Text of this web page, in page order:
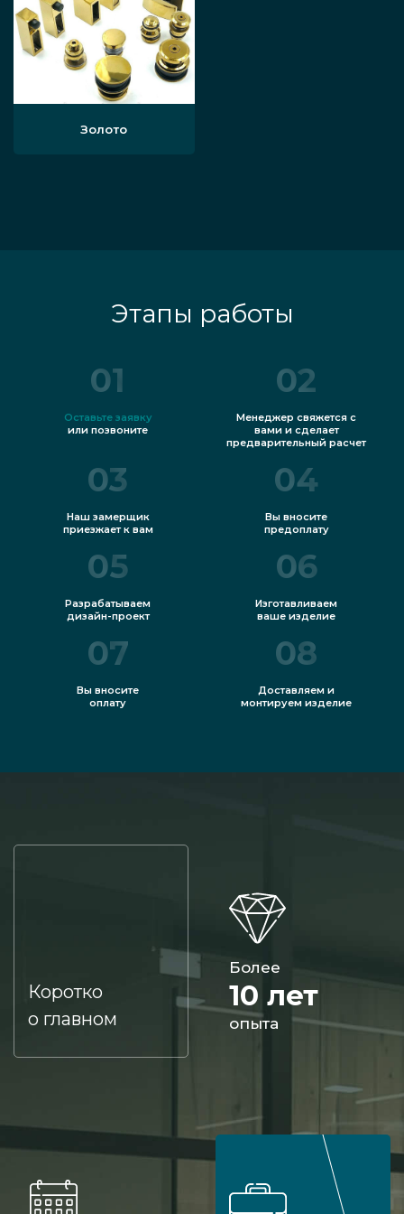
расценки на стеклянные перегородки
для ванных, душевых, иных ниш, но и
дающие возможность создавать под
ключ с нуля уникальные изделия
согласно пожеланиям заказчика.
стеклянную конструкцию, созданную с
производим зеркала, ограждения для
межкомнатные перегородки, козырьки и
стеклянных конструкций для душевых ниш,
выгодные низкие цены на все товары
интернет-магазина, большой выбор и
вариативность, доставка по всей России.
Золото
Этапы работы
01
Оставьте заявку
или позвоните
02
Менеджер свяжется с
вами и сделает
предварительный расчет
03
Наш замерщик
приезжает к вам
04
Вы вносите
предоплату
05
Разрабатываем
дизайн-проект
06
Изготавливаем
ваше изделие
07
Вы вносите
оплату
08
Доставляем и
монтируем изделие
Коротко
о главном
Более
10 лет
опыта